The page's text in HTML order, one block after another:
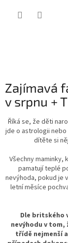
Zajímavá
v srpnu +
Říká se, že děti
jde o astrologii nebo
dítěte si
Všechny
pamatují teplé
nevýhoda, pokud je
letní měsíce
Dle britského
nevýhodu v tom,
třídě nejmenší